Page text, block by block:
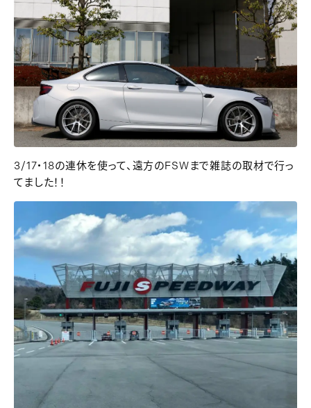
3/17・18の連休を使って、遠方のFSWまで雑誌の取材で行っ
てました！！